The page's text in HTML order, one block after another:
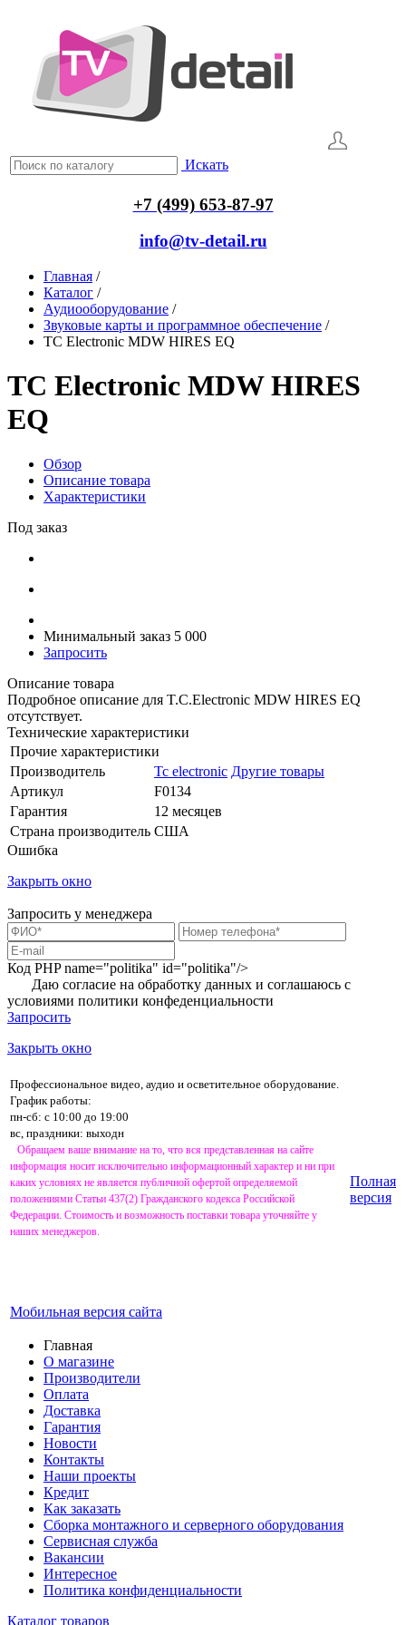
Искать
+7 (499) 653-87-97
info@tv-detail.ru
Главная /
Каталог /
Аудиооборудование /
Звуковые карты и программное обеспечение /
TC Electronic MDW HIRES EQ
TC Electronic MDW HIRES
EQ
Обзор
Описание товара
Характеристики
Под заказ
Минимальный заказ 5 000
Запросить
Описание товара
Подробное описание для T.C.Electronic MDW HIRES EQ
отсутствует.
Технические характеристики
Прочие характеристики
Производитель
Tc electronic Другие товары
Артикул
F0134
Гарантия
12 месяцев
Страна производитель США
Ошибка
Закрыть окно
Запросить у менеджера
Код PHPname="politika" id="politika"/>
Даю согласие на обработку данных и соглашаюсь с
условиями политики конфеденциальности
Запросить
Закрыть окно
Профессиональное видео, аудио и осветительное оборудование.
График работы:
пн-сб: с 10:00 до 19:00
вс, праздники: выходн
Обращаем ваше внимание на то, что вся представленная на сайте
информация носит исключительно информационный характер и ни при
каких условиях не является публичной офертой определяемой
положениями Статьи 437(2) Гражданского кодекса Российской
Федерации. Стоимость и возможность поставки товара уточняйте у
наших менеджеров.
Мобильная версия сайта
Полная
версия
Главная
О магазине
Производители
Оплата
Доставка
Гарантия
Новости
Контакты
Наши проекты
Кредит
Как заказать
Сборка монтажного и серверного оборудования
Сервисная служба
Вакансии
Интересное
Политика конфиденциальности
Каталог товаров